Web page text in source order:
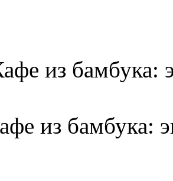
из бамбука: